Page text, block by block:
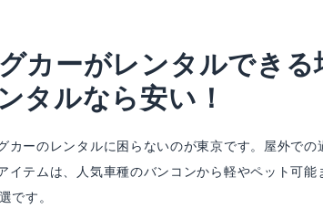
カーがレンタルできる
タルなら安い！
カーのレンタルに困らないのが東京です。屋外での
イテムは、人気車種のバンコンから軽やペット可能
です。